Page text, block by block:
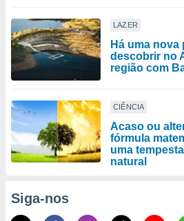
LAZER
Há uma nova
descobrir no
região com
CIÊNCIA
Acaso ou
fórmula
uma
natural
Siga-nos